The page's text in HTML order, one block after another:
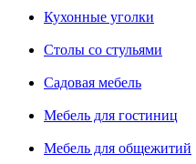
Кухонные уголки
Столы со стульями
Садовая мебель
Мебель для гостиниц
Мебель для общежитий